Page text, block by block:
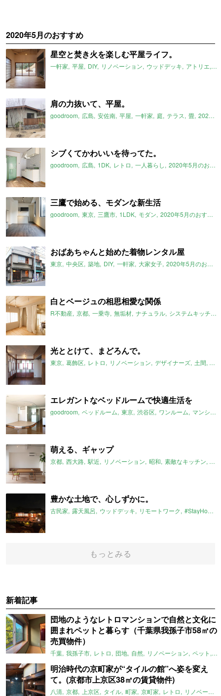
2020年5月のおすすめ
星空と焚き火を楽しむ平屋ライフ。
一軒家 平屋 DIY リノベーション ウッドデッキ アトリエ
肩の力抜いて、平屋。
goodroom 広島 安佐南 平屋 一軒家 庭 テラス 畳 2020年5月のおすすめ
シブくてかわいいを待ってた。
goodroom 広島 1DK レトロ 一人暮らし 2020年5月のおすすめ
三鷹で始める、モダンな新生活
goodroom 東京 三鷹市 1LDK モダン 2020年5月のおすすめ
おばあちゃんと始めた着物レンタル屋
東京 中央区 築地 DIY 一軒家 大家女子 2020年5月のおすすめ
白とベージュの相思相愛な関係
R不動産 京都 一乗寺 無垢材 ナチュラル システムキッチン
光ととけて、まどろんで。
東京 葛飾区 レトロ リノベーション デザイナーズ 土間 モ
エレガントなベッドルームで快適生活を
goodroom ベッドルーム 東京 渋谷区 ワンルーム マンション
萌える、ギャップ
京都 西大路 駅近 リノベーション 昭和 素敵なキッチン ギ
豊かな土地で、心しずかに。
古民家 露天風呂 ウッドデッキ リモートワーク #StayHome
もっとみる
新着記事
団地のようなレトロマンションで自然と文化に
囲まれペットと暮らす（千葉県我孫子市58㎡の
売買物件）
千葉 我孫子市 レトロ 団地 自然 リノベーション ペット
明治時代の京町家が“タイルの館”へ姿を変え
て。(京都市上京区38㎡の賃貸物件)
八清 京都 上京区 タイル 町家 京町家 レトロ リノベーション